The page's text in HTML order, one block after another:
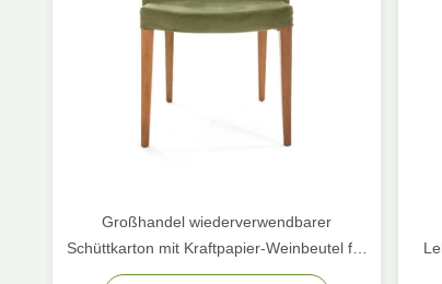
Großhandel wiederverwendbarer
Schüttkarton mit Kraftpapier-Weinbeutel für
Weinflaschen